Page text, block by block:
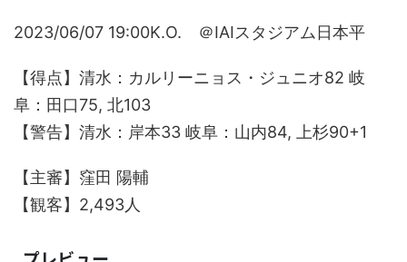
2023/06/07 19:00K.O. ＠IAIスタジアム日本平
【得点】清水：カルリーニョス・ジュニオ82 岐
阜：田口75, 北103
【警告】清水：岸本33 岐阜： 山内84, 上杉90+1
【主審】窪田 陽輔
【観客】 2,493人